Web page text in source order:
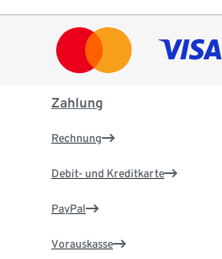
Zahlung
Rechnung
Debit- und Kreditkarte
PayPal
Vorauskasse